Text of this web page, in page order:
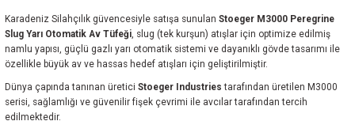
Karadeniz Silahçılık güvencesiyle satışa sunulan Stoeger M3000 Peregrine
Slug Yarı Otomatik Av Tüfeği, slug (tek kurşun) atışlar için optimize edilmiş
namlu yapısı, güçlü gazlı yarı otomatik sistemi ve dayanıklı gövde tasarımı ile
özellikle büyük av ve hassas hedef atışları için geliştirilmiştir.
Dünya çapında tanınan üretici Stoeger Industries tarafından üretilen M3000
serisi, sağlamlığı ve güvenilir fişek çevrimi ile avcılar tarafından tercih
edilmektedir.